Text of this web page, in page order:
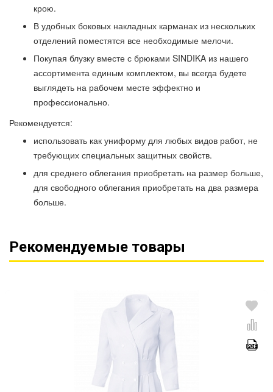
крою.
В удобных боковых накладных карманах из нескольких
отделений поместятся все необходимые мелочи.
Покупая блузку вместе с брюками SINDIKA из нашего
ассортимента единым комплектом, вы всегда будете
выглядеть на рабочем месте эффектно и
профессионально.
Рекомендуется:
использовать как униформу для любых видов работ, не
требующих специальных защитных свойств.
для среднего облегания приобретать на размер больше,
для свободного облегания приобретать на два размера
больше.
Рекомендуемые товары